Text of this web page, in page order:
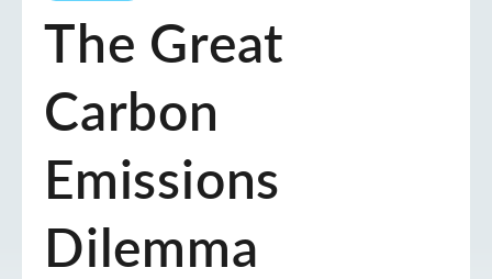
The Great
Carbon
Emissions
Dilemma